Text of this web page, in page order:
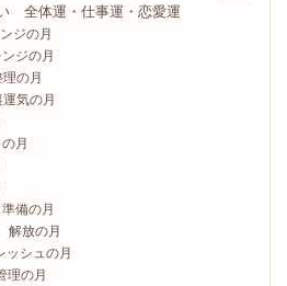
全体運・仕事運・恋愛運
ジの月
ジの月
の月
気の月
月
備の月
解放の月
シュの月
理の月